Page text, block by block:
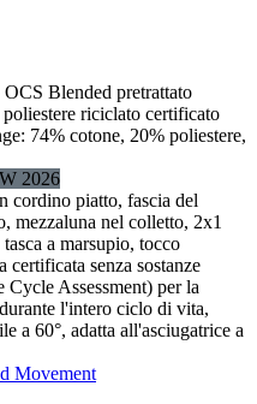
Blended pretrattato
riciclato certificato
74% cotone, 20% poliestere,
2026
cordino piatto, fascia del
mezzaluna nel colletto, 2x1
a marsupio, tocco
senza sostanze
Assessment) per la
l'intero ciclo di vita,
a 60°, adatta all'asciugatrice a
Movement